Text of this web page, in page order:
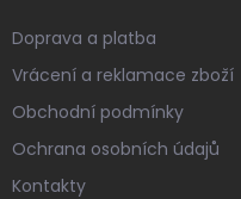
Doprava a platba
Vrácení a reklamace zboží
Obchodní podmínky
Ochrana osobních údajů
Kontakty